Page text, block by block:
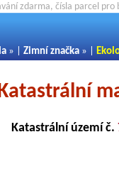
zdarma, čísla parcel
» | Zimní značka » |
Katastrální území č.